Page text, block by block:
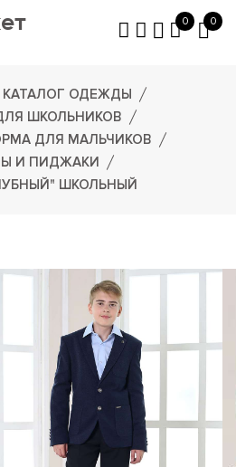
0 0
КАТАЛОГ ОДЕЖДЫ
ШКОЛЬНИКОВ
ДЛЯ МАЛЬЧИКОВ
И ПИДЖАКИ
ШКОЛЬНЫЙ